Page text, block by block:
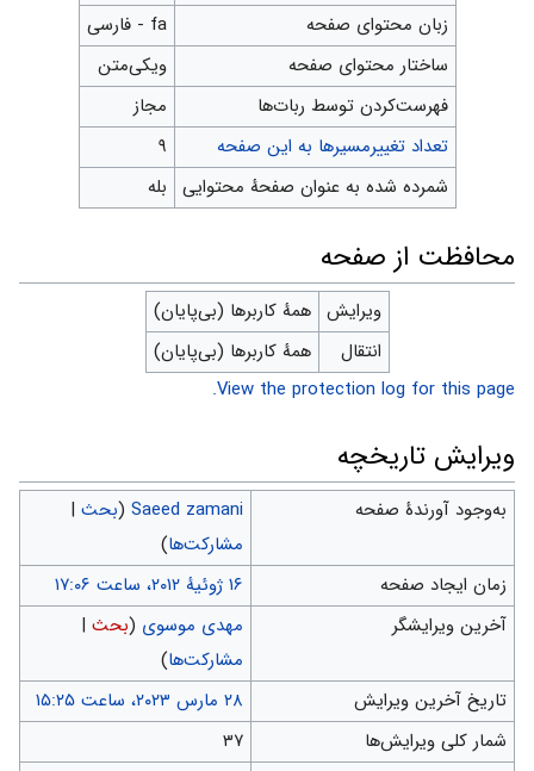
زبان محتوای صفحه
fa - فارسی
ساختار محتوای صفحه
ویکی‌متن
‌فهرست‌کردن توسط ربات‌ها
مجاز
تعداد تغییرمسیرها به این صفحه
۹
شمرده شده به عنوان صفحهٔ محتوایی بله
محافظت از صفحه
ویرایش همهٔ کاربرها (بی‌پایان)
انتقال
همهٔ کاربرها (بی‌پایان)
View the protection log for this page.
ویرایش تاریخچه
به‌وجود آورندهٔ صفحه Saeed zamani
(بحث|
مشارکت‌ها)
زمان ایجاد صفحه
آخرین ویرایشگر
مهدی موسوی (بحث|
مشارکت‌ها)
تاریخ آخرین ویرایش
شمار کلی ویرایش‌ها
۳۷